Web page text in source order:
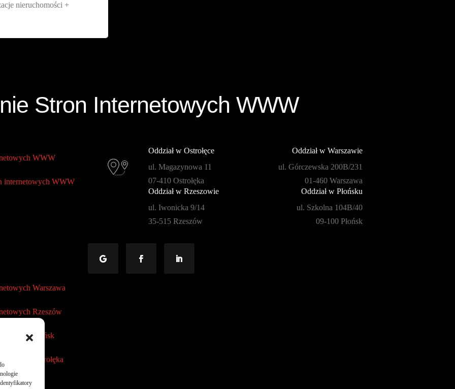
nieruchomości +
Stron Internetowych WWW
WWW
internetowych WWW
Warszawa
Rzeszów
Płońsk
Ostrołęka
Oddział w Ostrołęce
ul. Magazynowa 11
07-410 Ostrołęka
Oddział w Warszawie
ul. Górczewska 200B/231
01-460 Warszawa
Oddział w Rzeszowie
ul. Iwonicka 9/14
35-515 Rzeszów
Oddział w Płońsku
ul. Szkolna 104B/40
09-100 Płońsk